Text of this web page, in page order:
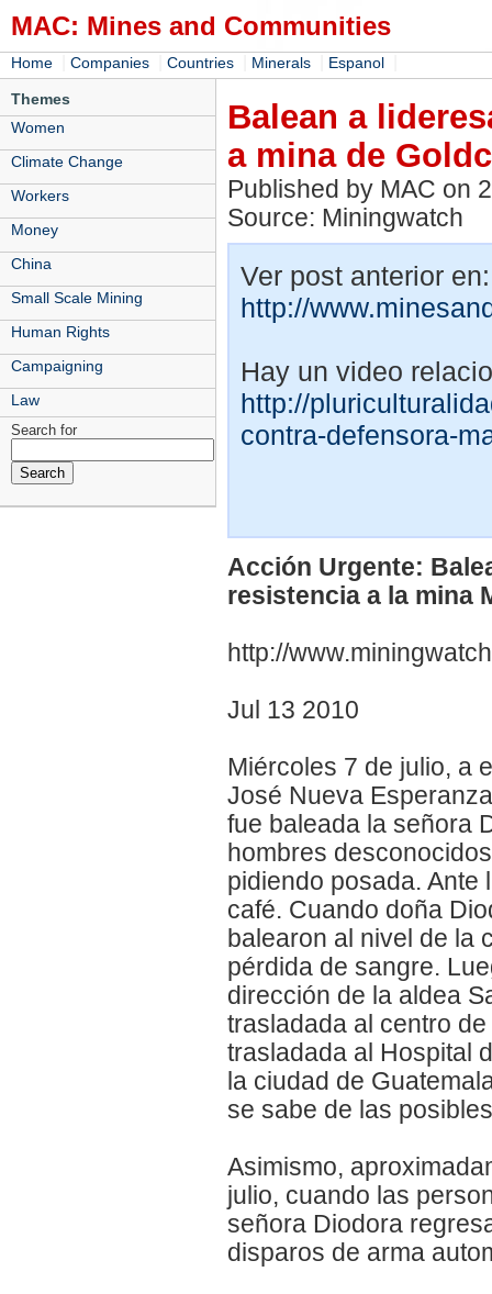
MAC: Mines and Communities
Home Companies Countries Minerals Espanol
Themes
Women
Climate Change
Workers
Money
China
Small Scale Mining
Human Rights
Campaigning
Law
Search for
Balean a
a mina de
Published by MAC on
Source: Miningwatch
Ver post anterior en:
http://
Hay un video
http://
contra-defensora-
Acción Urgente:
resistencia a la mina
http://
Jul 13 2010
Miércoles 7 de julio, a
José Nueva
fue baleada la señora
hombres
pidiendo posada. Ante
café. Cuando doña
balearon al nivel de la
pérdida de sangre.
dirección de la aldea
trasladada al centro
trasladada al Hospital
la ciudad de
se sabe de las
Asimismo,
julio, cuando las
señora Diodora
disparos de arma